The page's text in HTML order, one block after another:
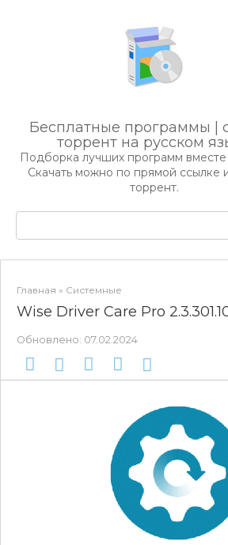
Бесплатные программы |
торрент на русском
Подборка лучших программ вместе
Скачать можно по прямой ссылке
торрент.
Главная » Системные
Wise Driver Care Pro
Обновлено: 07.02.2024